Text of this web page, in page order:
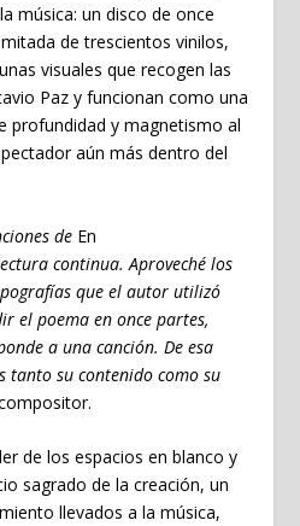
música: un disco de once
de trescientos vinilos,
visuales que recogen las
Paz y funcionan como una
profundidad y magnetismo al
aún más dentro del
de En
continua. Aproveché los
que el autor utilizó
el poema en once partes,
a una canción. De esa
tanto su contenido como su
de los espacios en blanco y
sagrado de la creación, un
llevados a la música,